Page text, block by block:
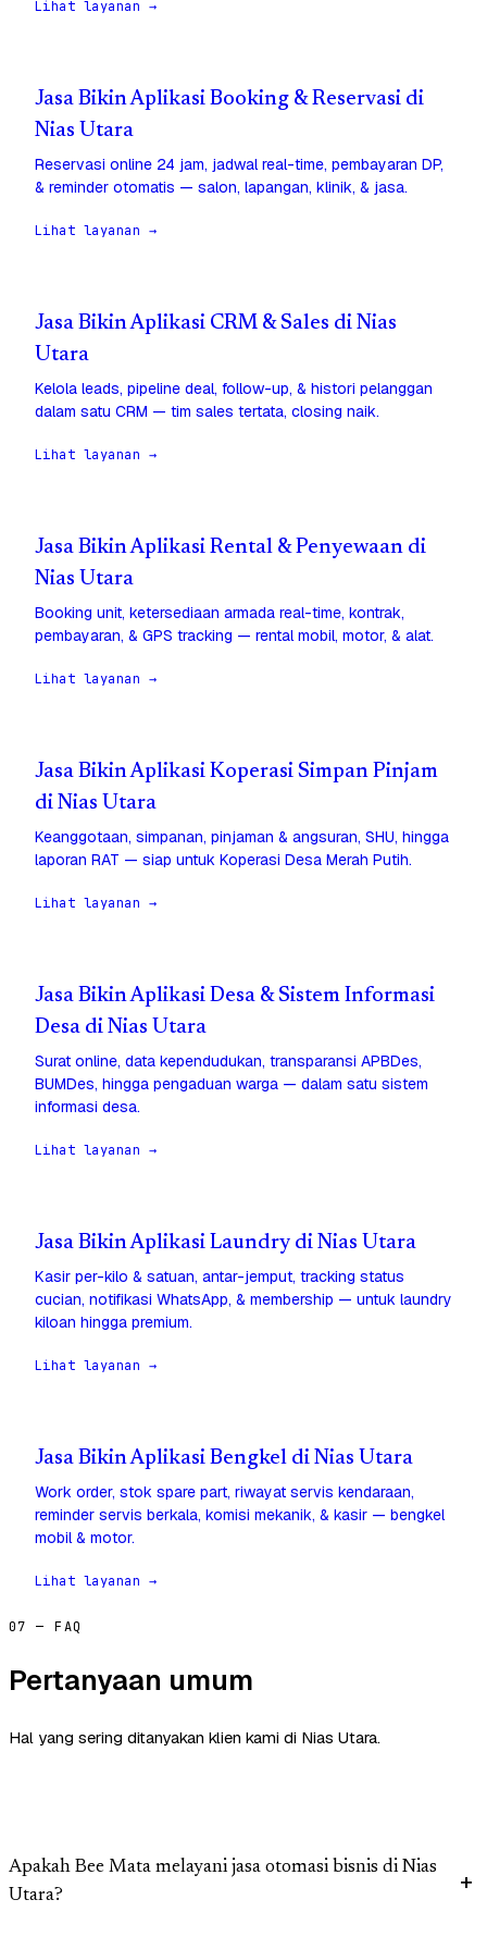
Lihat layanan →
Jasa Bikin Aplikasi Booking & Reservasi di
Nias Utara
Reservasi online 24 jam, jadwal real-time, pembayaran DP,
& reminder otomatis — salon, lapangan, klinik, & jasa.
Lihat layanan →
Jasa Bikin Aplikasi CRM & Sales di Nias
Utara
Kelola leads, pipeline deal, follow-up, & histori pelanggan
dalam satu CRM — tim sales tertata, closing naik.
Lihat layanan →
Jasa Bikin Aplikasi Rental & Penyewaan di
Nias Utara
Booking unit, ketersediaan armada real-time, kontrak,
pembayaran, & GPS tracking — rental mobil, motor, & alat.
Lihat layanan →
Jasa Bikin Aplikasi Koperasi Simpan Pinjam
di Nias Utara
Keanggotaan, simpanan, pinjaman & angsuran, SHU, hingga
laporan RAT — siap untuk Koperasi Desa Merah Putih.
Lihat layanan →
Jasa Bikin Aplikasi Desa & Sistem Informasi
Desa di Nias Utara
Surat online, data kependudukan, transparansi APBDes,
BUMDes, hingga pengaduan warga — dalam satu sistem
informasi desa.
Lihat layanan →
Jasa Bikin Aplikasi Laundry di Nias Utara
Kasir per-kilo & satuan, antar-jemput, tracking status
cucian, notifikasi WhatsApp, & membership — untuk laundry
kiloan hingga premium.
Lihat layanan →
Jasa Bikin Aplikasi Bengkel di Nias Utara
Work order, stok spare part, riwayat servis kendaraan,
reminder servis berkala, komisi mekanik, & kasir — bengkel
mobil & motor.
Lihat layanan →
07 — FAQ
Pertanyaan umum
Hal yang sering ditanyakan klien kami di Nias Utara.
Apakah Bee Mata melayani jasa otomasi bisnis di Nias
Utara?